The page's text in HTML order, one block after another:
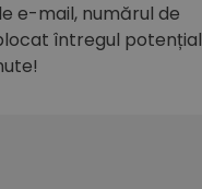
e-mail, numărul de
întregul potențial